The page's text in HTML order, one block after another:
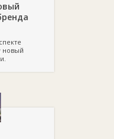
новый